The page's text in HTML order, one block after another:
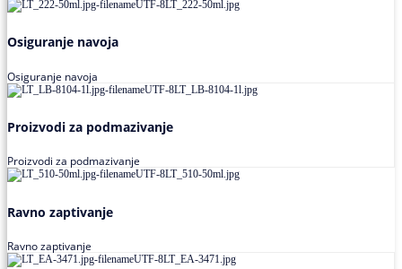
Osiguranje navoja
Osiguranje navoja
Proizvodi za podmazivanje
Proizvodi za podmazivanje
Ravno zaptivanje
Ravno zaptivanje